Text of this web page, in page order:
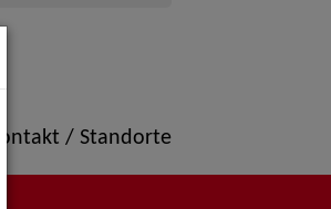
Kontakt / Standorte